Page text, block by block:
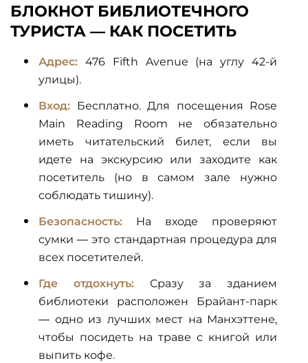
БЛОКНОТ БИБЛИОТЕЧНОГО
ТУРИСТА — КАК ПОСЕТИТЬ
Адрес: 476 Fifth Avenue (на углу 42-й
улицы).
Вход: Бесплатно. Для посещения Rose
Main Reading Room не обязательно
иметь читательский билет, если вы
идете на экскурсию или заходите как
посетитель (но в самом зале нужно
соблюдать тишину).
Безопасность: На входе проверяют
сумки — это стандартная процедура для
всех посетителей.
Где отдохнуть:Сразу за зданием
библиотеки расположен Брайант-парк
— одно из лучших мест на Манхэттене,
чтобы посидеть на траве с книгой или
выпить кофе.